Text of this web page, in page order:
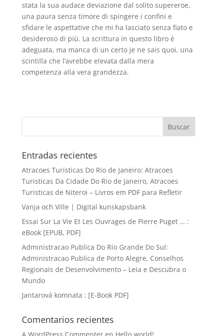
stata la sua audace deviazione dal solito supereroe,
una paura senza timore di spingere i confini e
sfidare le aspettative che mi ha lasciato senza fiato e
desideroso di più. La scrittura in questo libro è
adeguata, ma manca di un certo je ne sais quoi, una
scintilla che l’avrebbe elevata dalla mera
competenza alla vera grandezza.
Entradas recientes
Atracoes Turisticas Do Rio de Janeiro: Atracoes
Turisticas Da Cidade Do Rio de Janeiro, Atracoes
Turisticas de Niteroi – Livros em PDF para Refletir
Vanja och Ville | Digital kunskapsbank
Essai Sur La Vie Et Les Ouvrages de Pierre Puget … :
eBook [EPUB, PDF]
Administracao Publica Do Rio Grande Do Sul:
Administracao Publica de Porto Alegre, Conselhos
Regionais de Desenvolvimento – Leia e Descubra o
Mundo
Jantarová komnata : [E-Book PDF]
Comentarios recientes